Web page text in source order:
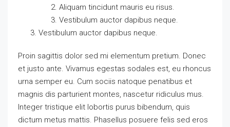
Aliquam tincidunt mauris eu risus.
Vestibulum auctor dapibus neque.
Vestibulum auctor dapibus neque.
Proin sagittis dolor sed mi elementum pretium. Donec
et justo ante. Vivamus egestas sodales est, eu rhoncus
urna semper eu. Cum sociis natoque penatibus et
magnis dis parturient montes, nascetur ridiculus mus.
Integer tristique elit lobortis purus bibendum, quis
dictum metus mattis. Phasellus posuere felis sed eros